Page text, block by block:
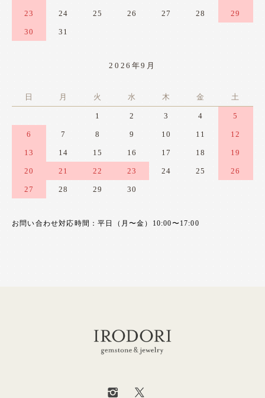
23 24 25 26 27 28 29
30 31
2026年9月
日 月 火 水 木 金 土
1 2 3 4 5
6 7 8 9 10 11 12
13 14 15 16 17 18 19
20 21 22 23 24 25 26
27 28 29 30
お問い合わせ対応時間：平日（月〜金）10:00〜17:00